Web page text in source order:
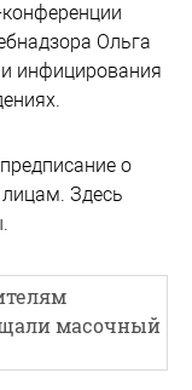
Ольга
инфицирования
о
Здесь
масочный